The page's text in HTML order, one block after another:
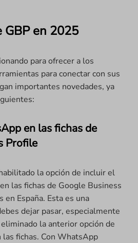
GBP en 2025
para ofrecer a los
para conectar con sus
importantes novedades, ya
en las fichas de
Profile
la opción de incluir el
las fichas de Google Business
en España. Esta es una
dejar pasar, especialmente
la anterior opción de
fichas. Con WhatsApp